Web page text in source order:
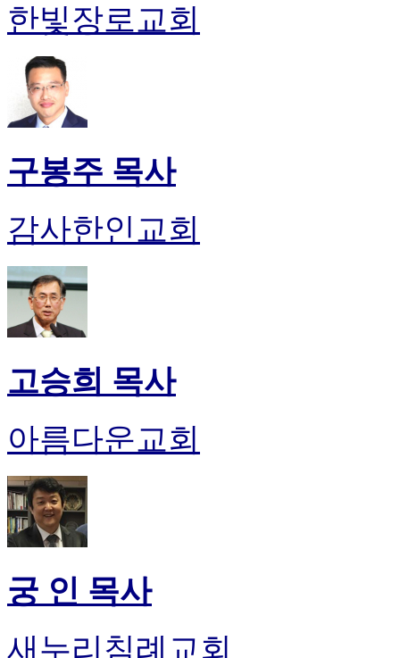
한빛장로교회
구봉주 목사
감사한인교회
고승희 목사
아름다운교회
궁 인 목사
새누리침례교회